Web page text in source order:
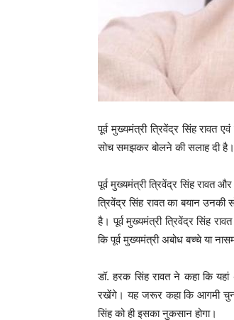
पूर्व मुख्यमंत्री त्रिवेंद्र सिंह
सोच समझकर बोलने की सलाह दी है।
पूर्व मुख्यमंत्री त्रिवेंद्र सिंह रावत
त्रिवेंद्र सिंह रावत का बयान उनकी
है। पूर्व मुख्यमंत्री त्रिवेंद्र सिंह
कि पूर्व मुख्यमंत्री अबोध बच्चे या
डॉ. हरक सिंह रावत ने कहा कि
रखेंगे। यह जरूर कहा कि आगमी
सिंह को ही इसका नुकसान होगा।